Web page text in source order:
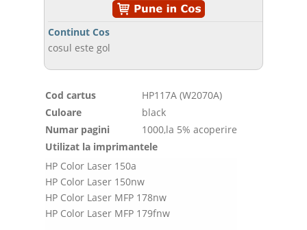
Continut Cos
cosul este gol
Cod cartus
HP117A (W2070A)
Culoare
black
Numar pagini
1000,la 5% acoperire
Utilizat la imprimantele
HP Color Laser 150a
HP Color Laser 150nw
HP Color Laser MFP 178nw
HP Color Laser MFP 179fnw